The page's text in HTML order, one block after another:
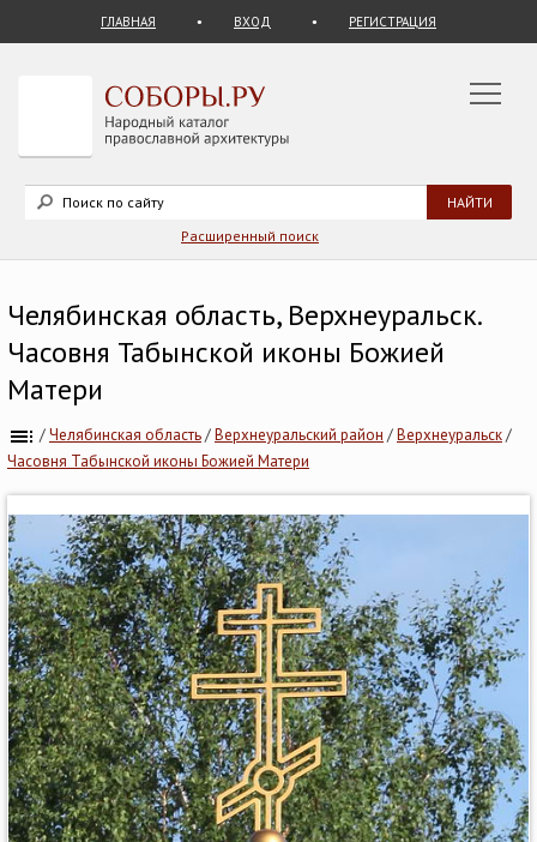
ГЛАВНАЯ ВХОД РЕГИСТРАЦИЯ
Расширенный поиск
Челябинская область, Верхнеуральск.
Часовня Табынской иконы Божией
Матери
/Челябинская область/Верхнеуральский район /Верхнеуральск/
Часовня Табынской иконы Божией Матери